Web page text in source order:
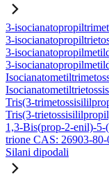
3-
3-
3-
3-
Tris(3-
Tris(3-
1,3-Bis(prop-2-enil)-
trione CAS: 26903-80-
Silani dipodali